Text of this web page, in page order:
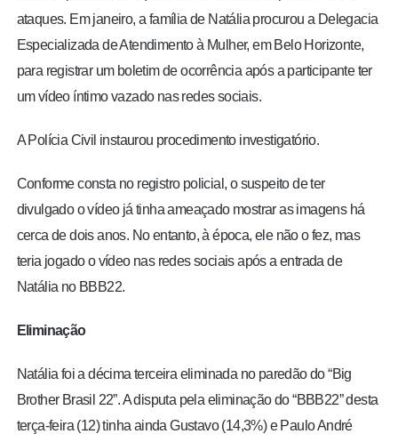
ataques. Em janeiro, a família de Natália procurou a Delegacia
Especializada de Atendimento à Mulher, em Belo Horizonte,
para registrar um boletim de ocorrência após a participante ter
umvídeo íntimovazado nasredes sociais.
A Polícia Civil instaurou procedimento investigatório.
Conforme consta no registro policial, o suspeito de ter
divulgado o vídeo já tinhaameaçadomostrar as imagens há
cerca de dois anos. No entanto, à época, ele não o fez, mas
teria jogado o vídeo nas redes sociaisapós a entrada de
Natália no BBB22.
Eliminação
Natália foi a décima terceira eliminada no paredão do “Big
Brother Brasil 22”. A disputa pela eliminação do “BBB22” desta
terça-feira (12) tinha ainda Gustavo (14,3%) e Paulo André